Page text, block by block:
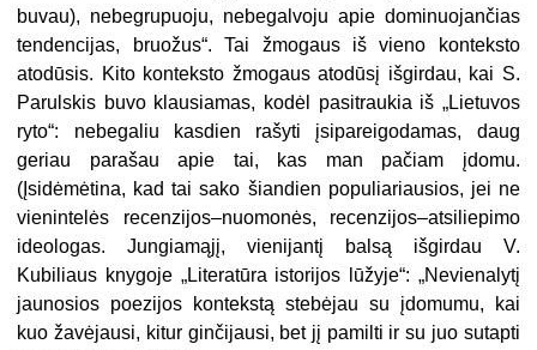
buvau), nebegrupuoju, nebegalvoju apie dominuojančias
tendencijas, bruožus“. Tai žmogaus iš vieno konteksto
atodūsis. Kito konteksto žmogaus atodūsį išgirdau, kai S.
Parulskis buvo klausiamas, kodėl pasitraukia iš „Lietuvos
ryto“: nebegaliu kasdien rašyti įsipareigodamas, daug
geriau parašau apie tai, kas man pačiam įdomu.
(Įsidėmėtina, kad tai sako šiandien populiariausios, jei ne
vienintelės recenzijos–nuomonės, recenzijos–atsiliepimo
ideologas. Jungiamąjį, vienijantį balsą išgirdau V.
Kubiliaus knygoje „Literatūra istorijos lūžyje“: „Nevienalytį
jaunosios poezijos kontekstą stebėjau su įdomumu, kai
kuo žavėjausi, kitur ginčijausi, bet jį pamilti ir su juo sutapti